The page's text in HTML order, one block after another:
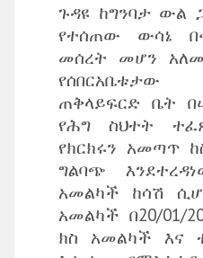
ጉዳዩ ከግንባታ ውል
የተሰጠው ውሳኔ
መሰረት መሆን
ጠቅላይፍርድ ቤት
የሕግ ስህተት
የክርክሩን አመጣጥ
ግልባጭ
አመልካች ከሳሽ
አመልካች በ20/01/
ክስ አመልካች እና